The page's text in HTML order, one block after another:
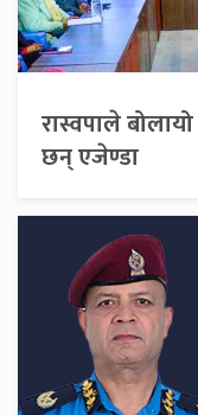
रास्वपाले
छन् एजेण्डा